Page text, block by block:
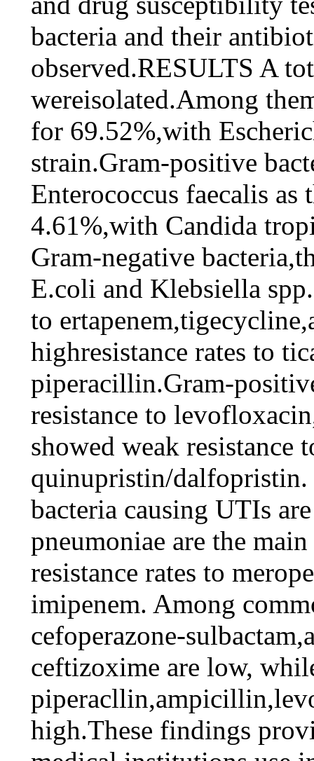
bacteria and their
observed.RESULTS A
wereisolated.Among
for 69.52%,with
strain.Gram-positive
Enterococcus faecalis
4.61%,with Candida
Gram-negative
E.coli and Klebsiella
to
highresistance rates to
piperacillin.Gram-
resistance to
showed weak
quinupristin/
bacteria causing UTIs
pneumoniae are the
resistance rates to
imipenem. Among
cefoperazone-
ceftizoxime are low,
high.These findings